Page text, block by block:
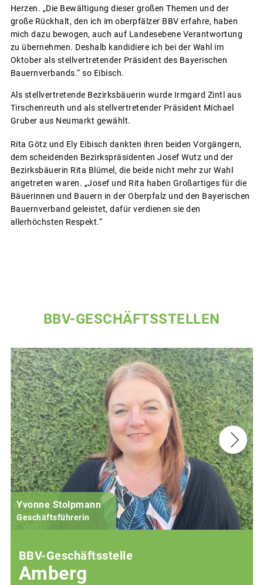
Herzen. „Die Bewältigung dieser großen Themen und der
große Rückhalt, den ich im oberpfälzer BBV erfahre, haben
mich dazu bewogen, auch auf Landesebene Verantwortung
zu übernehmen. Deshalb kandidiere ich bei der Wahl im
Oktober als stellvertretender Präsident des Bayerischen
Bauernverbands.“ so Eibisch.
Als stellvertretende Bezirksbäuerin wurde Irmgard Zintl aus
Tirschenreuth und als stellvertretender Präsident Michael
Gruber aus Neumarkt gewählt.
Rita Götz und Ely Eibisch dankten ihren beiden Vorgängern,
dem scheidenden Bezirkspräsidenten Josef Wutz und der
Bezirksbäuerin Rita Blümel, die beide nicht mehr zur Wahl
angetreten waren. „Josef und Rita haben Großartiges für die
Bäuerinnen und Bauern in der Oberpfalz und den Bayerischen
Bauernverband geleistet, dafür verdienen sie den
allerhöchsten Respekt.“
BBV-GESCHÄFTSSTELLEN
Yvonne Stolpmann
Geschäftsführerin
BBV-Geschäftsstelle
Amberg